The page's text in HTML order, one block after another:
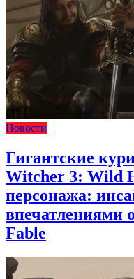
Новости
Гигантские
Witcher 3: Wild
персонажа:
впечатлениями
Fable